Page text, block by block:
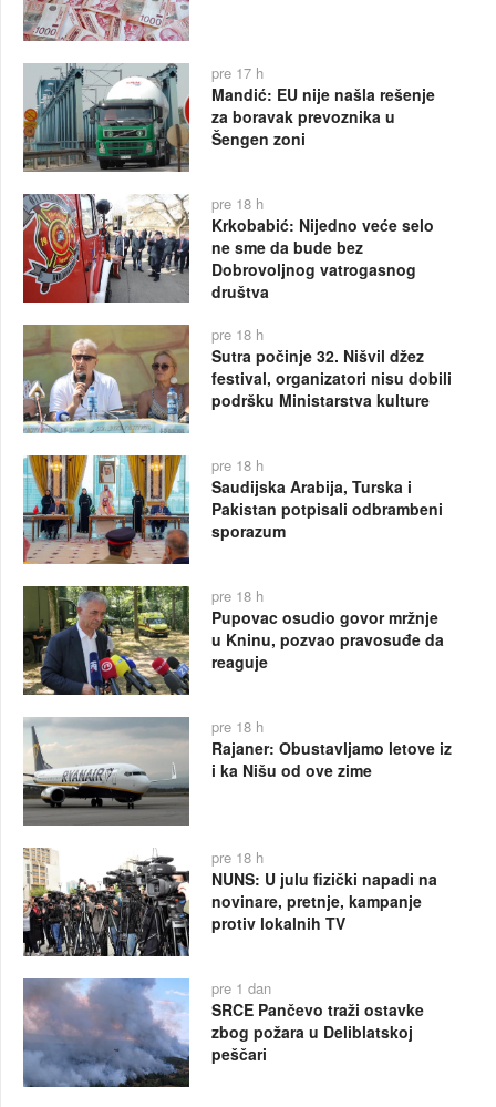
pre 17 h
Mandić: EU nije našla rešenje
za boravak prevoznika u
Šengen zoni
pre 18 h
Krkobabić: Nijedno veće selo
ne sme da bude bez
Dobrovoljnog vatrogasnog
društva
pre 18 h
Sutra počinje 32. Nišvil džez
festival, organizatori nisu dobili
podršku Ministarstva kulture
pre 18 h
Saudijska Arabija, Turska i
Pakistan potpisali odbrambeni
sporazum
pre 18 h
Pupovac osudio govor mržnje
u Kninu, pozvao pravosuđe da
reaguje
pre 18 h
Rajaner: Obustavljamo letove iz
i ka Nišu od ove zime
pre 18 h
NUNS: U julu fizički napadi na
novinare, pretnje, kampanje
protiv lokalnih TV
pre 1 dan
SRCE Pančevo traži ostavke
zbog požara u Deliblatskoj
peščari